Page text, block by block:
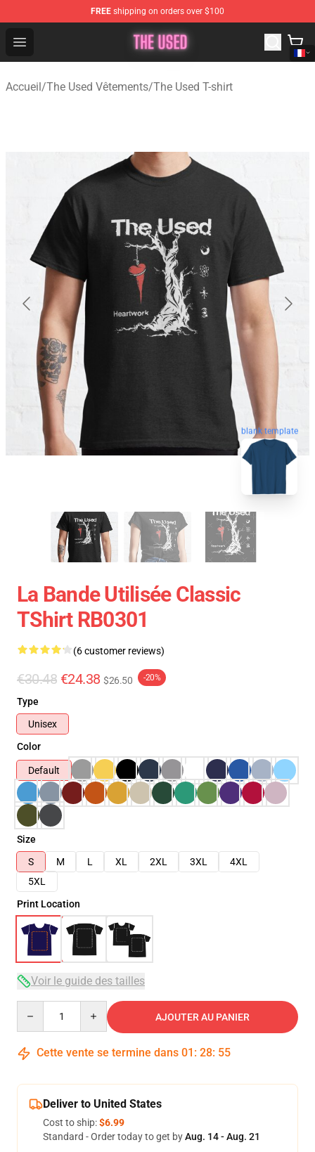
FREE shipping on orders over $100
Open menu
The Used Store - Official The Used Merchandise Shop
Accueil/The Used Vêtements/The Used T-shirt
blank template
La Bande Utilisée Classic
TShirt RB0301
(6 customer reviews)
€30.48 €24.38 $26.50 -20%
Type
Unisex
Color
Default
Size
S
M L XL 2XL 3XL
4XL
5XL
Print Location
Voir le guide des tailles
AJOUTER AU PANIER
Cette vente se termine dans 01 : 28: 54
Deliver to United States
Cost to ship:$6.99
Standard - Order today to get byAug. 14 - Aug. 21